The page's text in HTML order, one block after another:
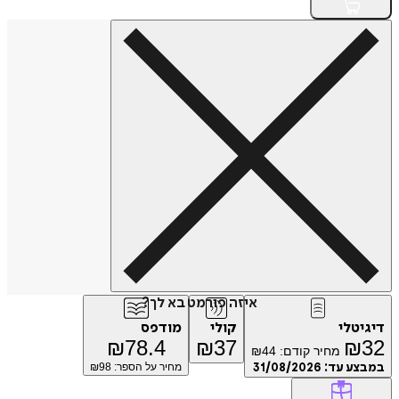
איזה פורמט בא לך?
₪ מחיר קודם: ₪44
עד:31/08/2026
₪ 37
מודפס
₪78.4
מחיר על הספר: ₪98